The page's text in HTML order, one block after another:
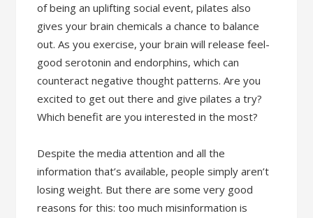
of being an uplifting social event, pilates also
gives your brain chemicals a chance to balance
out. As you exercise, your brain will release feel-
good serotonin and endorphins, which can
counteract negative thought patterns. Are you
excited to get out there and give pilates a try?
Which benefit are you interested in the most?
Despite the media attention and all the
information that’s available, people simply aren’t
losing weight. But there are some very good
reasons for this: too much misinformation is